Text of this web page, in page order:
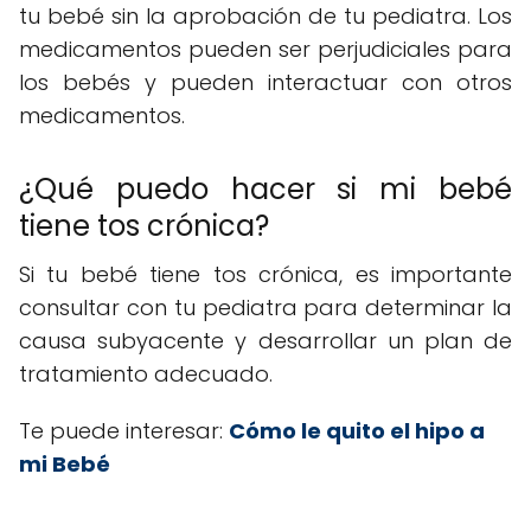
tu bebé sin la aprobación de tu pediatra. Los
medicamentos pueden ser perjudiciales para
los bebés y pueden interactuar con otros
medicamentos.
¿Qué puedo hacer si mi bebé
tiene tos crónica?
Si tu bebé tiene tos crónica, es importante
consultar con tu pediatra para determinar la
causa subyacente y desarrollar un plan de
tratamiento adecuado.
Te puede interesar: Cómo le quito el hipo a
mi Bebé